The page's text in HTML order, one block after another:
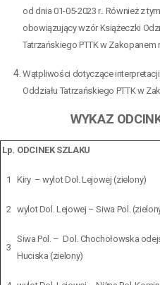
od dnia 01-05-2023 r.. Również z
obowiązujący wzór Książeczki
Tatrzańskiego PTTK w Zakopanem
Wątpliwości dotyczące
Oddziału Tatrzańskiego PTTK w
WYKAZ
Lp. ODCINEK SZLAKU
1 Kiry – wylot Dol. Lejowej (zielony)
2 wylot Dol. Lejowej – Siwa Pol.
3
Siwa Pol. – Dol. Chochołowska
Huciska (zielony)